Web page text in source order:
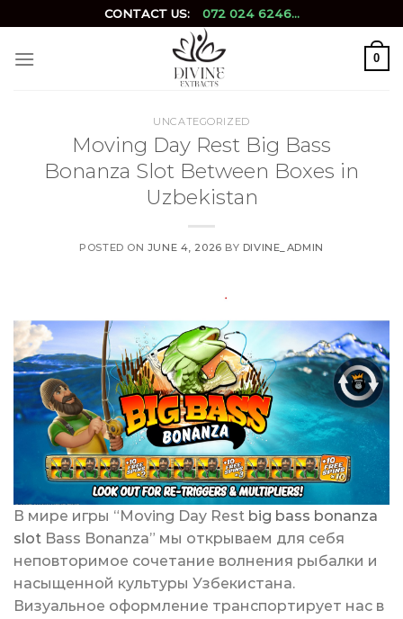
to
content
CONTACT US: 072 024 6246...
0
UNCATEGORIZED
Moving Day Rest Big Bass
Bonanza Slot Between Boxes in
Uzbekistan
POSTED ON JUNE 4, 2026 BY DIVINE_ADMIN
В мире игры “Moving Day Rest big bass bonanza
slot Bass Bonanza” мы открываем для себя
неповторимое сочетание волнения рыбалки и
насыщенной культуры Узбекистана.
Визуальное оформление транспортирует нас в